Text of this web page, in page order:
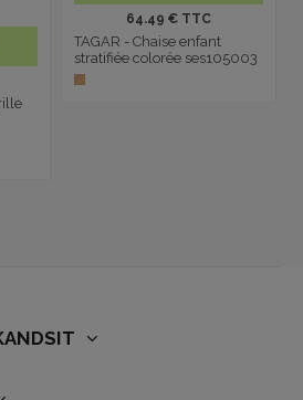
64.49 € TTC
TAGAR - Chaise enfant
stratifiée colorée ses105003